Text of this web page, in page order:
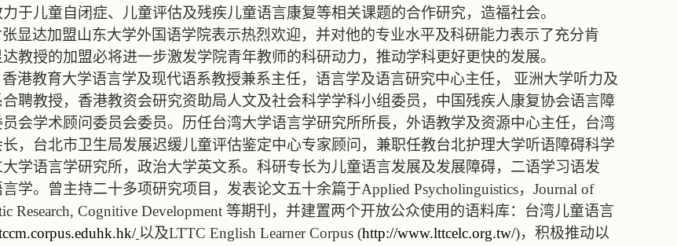
于儿童自闭症、儿童评估及残疾儿童语言康复等相关课题的合作研究，造福社会。
显达加盟山东大学外国语学院表示热烈欢迎，并对他的专业水平及科研能力表示了充分肯
教授的加盟必将进一步激发学院青年教师的科研动力，推动学科更好更快的发展。
港教育大学语言学及现代语系教授兼系主任，语言学及语言研究中心主任， 亚洲大学听力及
聘教授，香港教资会研究资助局人文及社会科学学科小组委员，中国残疾人康复协会语言障
会学术顾问委员会委员。历任台湾大学语言学研究所所長，外语教学及资源中心主任，台湾
，台北市卫生局发展迟缓儿童评估鉴定中心专家顾问，兼职任教台北护理大学听语障碍科学
学语言学研究所，政治大学英文系。科研专长为儿童语言发展及发展障碍，二语学习语发
学。曾主持二十多项研究项目，发表论文五十余篇于Applied Psycholinguistics， Journal of
Research, Cognitive Development 等期刊，并建置两个开放公众使用的语料库：台湾儿童语言
以及LTTC English Learner Corpus (http://www.lttcelc.org.tw/)，积极推动以